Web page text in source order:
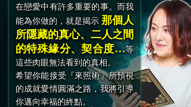
在戀愛中有許多重要的事。而我
能為你做的，就是揭示 那個人
所隱藏的真心、二人之間
的特殊緣分、契合度…等
這些肉眼無法看到的真相。
希望你能接受『來照術』所預視
的成就愛情圓滿之路，我將引導
你邁向幸福的終點。